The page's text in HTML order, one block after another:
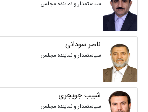
سیاستمدار و نماینده مجلس
ناصر سودانی
سیاستمدار و نماینده مجلس
شبیب جویجری
سیاستمدار و نماینده مجلس